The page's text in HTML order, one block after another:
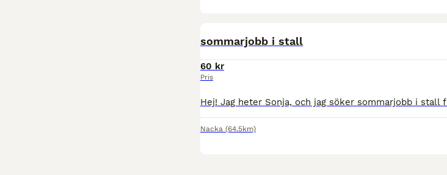
sommarjobb i stall
60 kr
Pris
Nacka (64.5km)